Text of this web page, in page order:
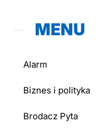
MENU
Alarm
Biznes i polityka
Brodacz Pyta